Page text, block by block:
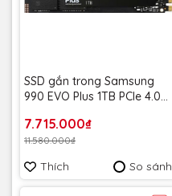
SSD gắn trong Samsung
990 EVO Plus 1TB PCIe 4.0
NAND M.2 2280 MZ-
V9S1T0BW - Bảo hành 5
7.715.000₫
11.580.000₫
Thích So sánh